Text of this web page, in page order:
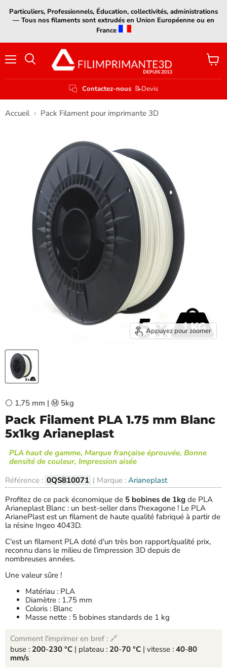
Particuliers, Professionnels, Éducation, collectivités, administrations
— Tous nos filaments sont extrudés en Union Européenne ou en
France
Contactez-nous 📝Devis
Voir
le
Accueil Pack Filament pour imprimante 3D
Appuyez pour zoomer
⚪ 1,75 mm | Ⓜ️ 5kg
Pack Filament PLA 1.75 mm Blanc
5x1kg Arianeplast
PLA haut de gamme, Marque française éprouvée, Bonne
densité de couleur, Impression aisée
Référence : 0QS810071 | Marque : Arianeplast
Profitez de ce pack économique de 5 bobines de 1kg de PLA
Arianeplast Blanc : un best-seller dans l'hexagone ! Le PLA
ArianePlast est un filament de haute qualité fabriqué à partir de
la résine Ingeo 4043D.
C'est un filament PLA doté d'un très bon rapport/qualité prix,
reconnu dans le milieu de l'impression 3D depuis de
nombreuses années.
Une valeur sûre !
Matériau : PLA
Diamètre : 1.75 mm
Coloris : Blanc
Masse nette : 5 bobines standards de 1 kg
Comment l'imprimer en bref : 🔗
buse : 200-230 °C | plateau : 20-70 °C | vitesse : 40-80
mm/s